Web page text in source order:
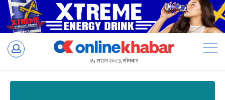
Skip
२५ साउन २०८३, सोमबार